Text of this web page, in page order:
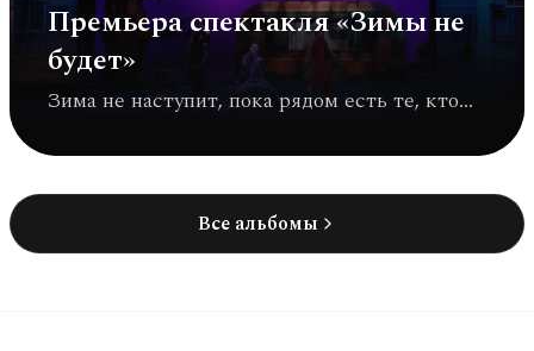
Премьера спектакля «Зимы не
будет»
Зима не наступит, пока рядом есть те, кто
Все альбомы